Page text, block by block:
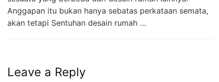
Anggapan itu bukan hanya sebatas perkataan semata,
akan tetapi Sentuhan desain rumah …
Leave a Reply